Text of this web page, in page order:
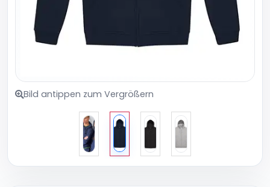
Bild antippen zum Vergrößern